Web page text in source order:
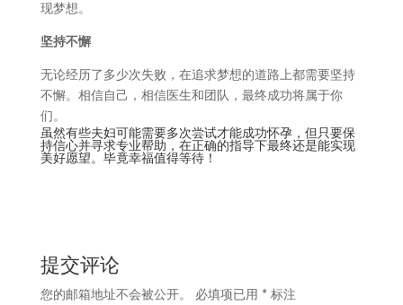
现梦想。
坚持不懈
无论经历了多少次失败，在追求梦想的道路上都需要坚持
不懈。相信自己，相信医生和团队，最终成功将属于你
们。
虽然有些夫妇可能需要多次尝试才能成功怀孕，但只要保
持信心并寻求专业帮助，在正确的指导下最终还是能实现
美好愿望。毕竟幸福值得等待！
提交评论
您的邮箱地址不会被公开。 必填项已用 *标注